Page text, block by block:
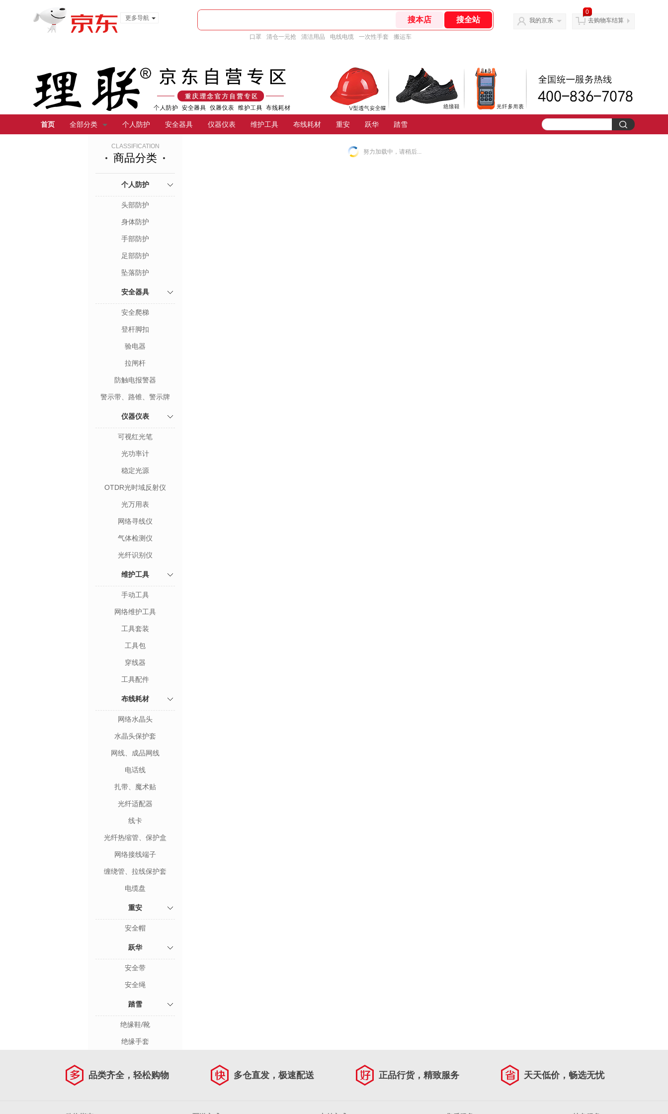
更多导航
口罩 清仓一元抢 清洁用品 电线电缆 一次性手套 搬运车
我的京东
0
去购物车结算
首页 全部分类 个人防护 安全器具 仪器仪表 维护工具 布线耗材 重安 跃华 踏雪
CLASSIFICATION
商品分类
个人防护
头部防护
身体防护
手部防护
足部防护
坠落防护
安全器具
安全爬梯
登杆脚扣
验电器
拉闸杆
防触电报警器
警示带、路锥、警示牌
仪器仪表
可视红光笔
光功率计
稳定光源
OTDR光时域反射仪
光万用表
网络寻线仪
气体检测仪
光纤识别仪
维护工具
手动工具
网络维护工具
工具套装
工具包
穿线器
工具配件
布线耗材
网络水晶头
水晶头保护套
网线、成品网线
电话线
扎带、魔术贴
光纤适配器
线卡
光纤热缩管、保护盒
网络接线端子
缠绕管、拉线保护套
电缆盘
重安
安全帽
跃华
安全带
安全绳
踏雪
绝缘鞋/靴
绝缘手套
努力加载中，请稍后...
品类齐全，轻松购物 多仓直发，极速配送 正品行货，精致服务 天天低价，畅选无忧